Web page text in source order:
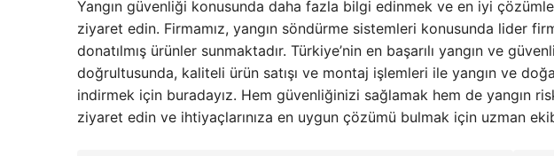
Yangın güvenliği konusunda daha fazla bilgi edinmek ve en iyi
ziyaret edin. Firmamız, yangın söndürme sistemleri konusunda lider
donatılmış ürünler sunmaktadır. Türkiye’nin en başarılı yangın ve
doğrultusunda, kaliteli ürün satışı ve montaj işlemleri ile yangın ve
indirmek için buradayız. Hem güvenliğinizi sağlamak hem de yangın
ziyaret edin ve ihtiyaçlarınıza en uygun çözümü bulmak için uzman